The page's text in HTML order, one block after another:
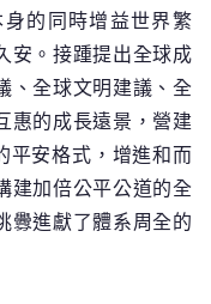
的同時增益世界繁
安。接踵提出全球成
、全球文明建議、全
惠的成長遠景，營建
平安格式，增進和而
建加倍公平公道的全
釁進獻了體系周全的